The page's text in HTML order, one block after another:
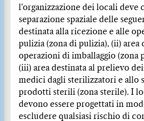
l'organizzazione dei locali deve
separazione spaziale delle
destinata alla ricezione e alle
pulizia (zona di pulizia), (ii) area
operazioni di imballaggio (zona
(iii) area destinata al prelievo
medici dagli sterilizzatori e allo
prodotti sterili (zona sterile). I
devono essere progettati in
escludere qualsiasi rischio di